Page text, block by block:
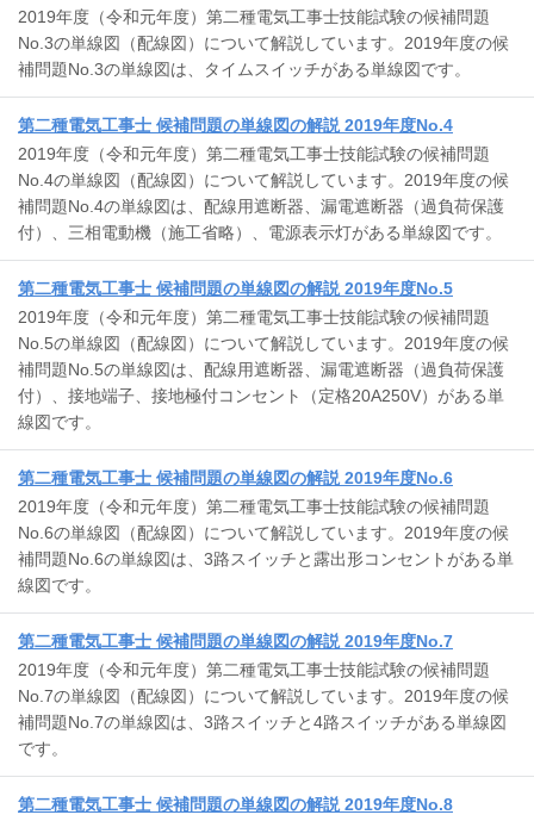
2019年度（令和元年度）第二種電気工事士技能試験の候補問題
No.3の単線図（配線図）について解説しています。2019年度の候
補問題No.3の単線図は、タイムスイッチがある単線図です。
第二種電気工事士 候補問題の単線図の解説 2019年度No.4
2019年度（令和元年度）第二種電気工事士技能試験の候補問題
No.4の単線図（配線図）について解説しています。2019年度の候
補問題No.4の単線図は、配線用遮断器、漏電遮断器（過負荷保護
付）、三相電動機（施工省略）、電源表示灯がある単線図です。
第二種電気工事士 候補問題の単線図の解説 2019年度No.5
2019年度（令和元年度）第二種電気工事士技能試験の候補問題
No.5の単線図（配線図）について解説しています。2019年度の候
補問題No.5の単線図は、配線用遮断器、漏電遮断器（過負荷保護
付）、接地端子、接地極付コンセント（定格20A250V）がある単
線図です。
第二種電気工事士 候補問題の単線図の解説 2019年度No.6
2019年度（令和元年度）第二種電気工事士技能試験の候補問題
No.6の単線図（配線図）について解説しています。2019年度の候
補問題No.6の単線図は、3路スイッチと露出形コンセントがある単
線図です。
第二種電気工事士 候補問題の単線図の解説 2019年度No.7
2019年度（令和元年度）第二種電気工事士技能試験の候補問題
No.7の単線図（配線図）について解説しています。2019年度の候
補問題No.7の単線図は、3路スイッチと4路スイッチがある単線図
です。
第二種電気工事士 候補問題の単線図の解説 2019年度No.8